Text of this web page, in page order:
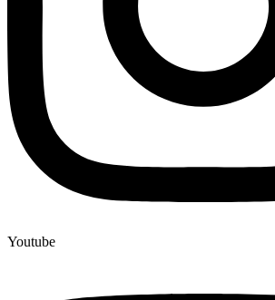
Youtube